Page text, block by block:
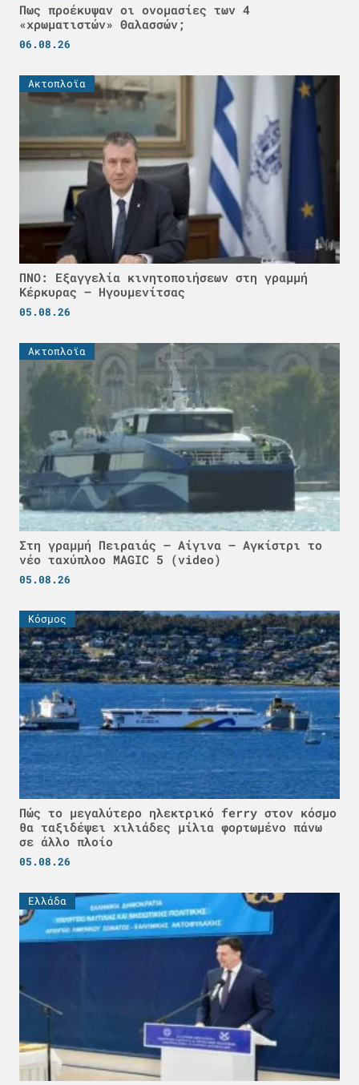
Πως προέκυψαν οι ονομασίες των 4
«χρωματιστών» Θαλασσών;
06.08.26
Ακτοπλοϊα
ΠΝΟ: Εξαγγελία κινητοποιήσεων στη γραμμή
Κέρκυρας – Ηγουμενίτσας
05.08.26
Ακτοπλοϊα
Στη γραμμή Πειραιάς – Αίγινα – Αγκίστρι το
νέο ταχύπλοο MAGIC 5 (video)
05.08.26
Κόσμος
Πώς το μεγαλύτερο ηλεκτρικό ferry στον κόσμο
θα ταξιδέψει χιλιάδες μίλια φορτωμένο πάνω
σε άλλο πλοίο
05.08.26
Ελλάδα